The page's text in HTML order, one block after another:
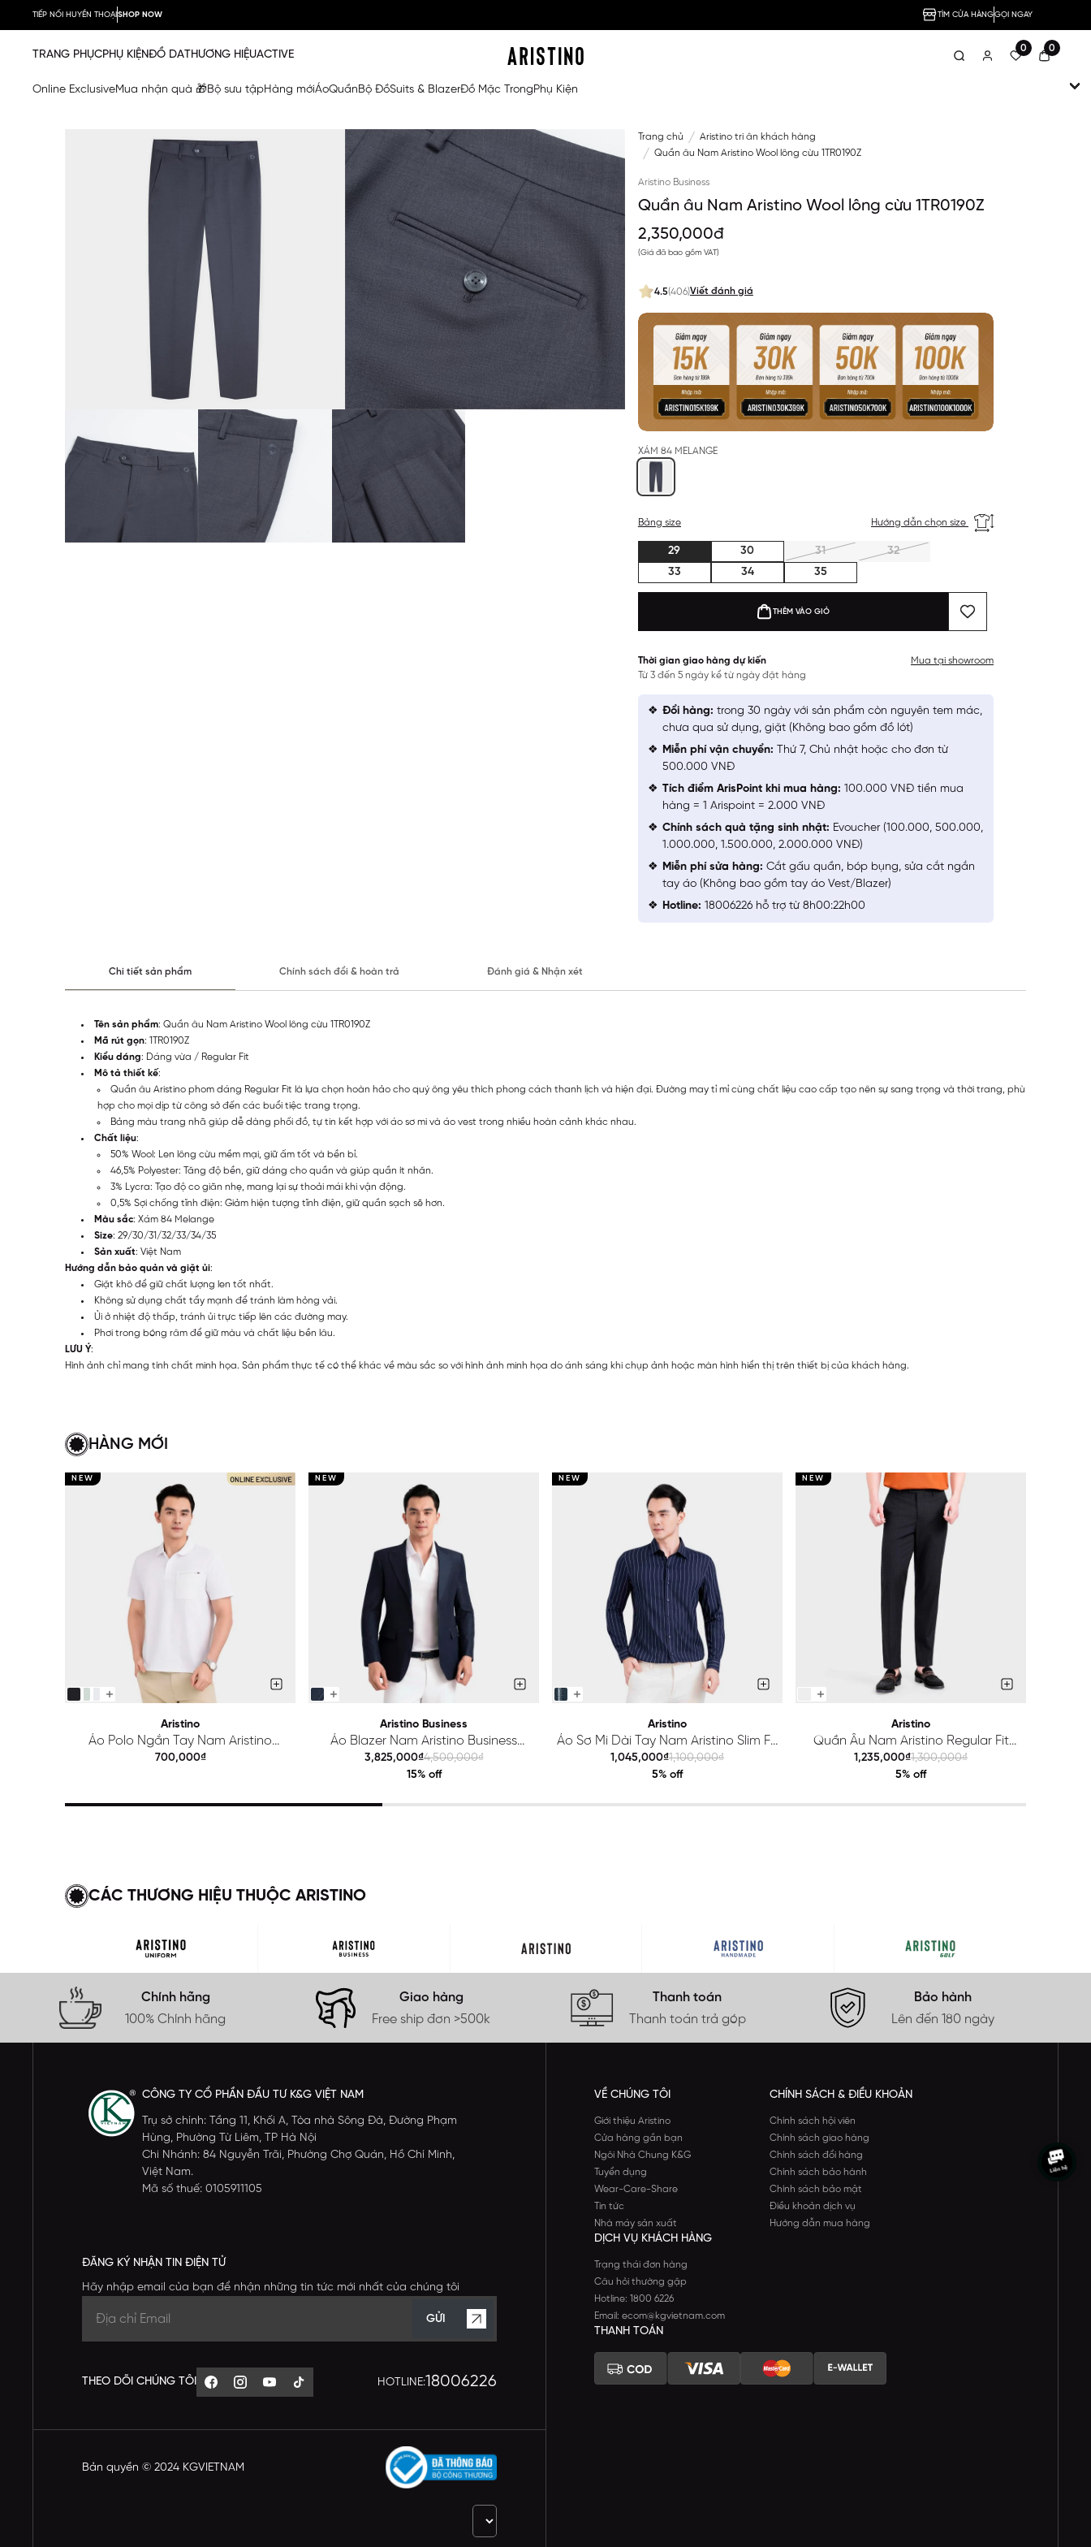
TIẾP NỐI HUYỀN THOẠISHOP NOW TÌM CỬA HÀNGGỌI NGAY
0 0
TRANG PHỤCPHỤ KIỆNĐỒ DATHƯƠNG HIỆUACTIVE
Online ExclusiveMua nhận quà 🎁Bộ sưu tậpHàng mớiÁoQuầnBộ ĐồSuits & BlazerĐồ Mặc TrongPhụ Kiện
Trang chủ
Aristino tri ân khách hàng
Quần âu Nam Aristino Wool lông cừu 1TR0190Z
Aristino Business
Quần âu Nam Aristino Wool lông cừu 1TR0190Z
2,350,000đ
(Giá đã bao gồm VAT)
4.5(406)Viết đánh giá
XÁM 84 MELANGE
Bảng size Hướng dẫn chọn size
29 30 31
32
33
34 35
THÊM VÀO GIỎ
Thời gian giao hàng dự kiến
Từ 3 đến 5 ngày kể từ ngày đặt hàng
Mua tại showroom
Đổi hàng: trong 30 ngày với sản phẩm còn nguyên tem mác,
chưa qua sử dụng, giặt (Không bao gồm đồ lót)
Miễn phí vận chuyển: Thứ 7, Chủ nhật hoặc cho đơn từ
500.000 VNĐ
Tích điểm ArisPoint khi mua hàng: 100.000 VNĐ tiền mua
hàng = 1 Arispoint = 2.000 VNĐ
Chính sách quà tặng sinh nhật: Evoucher (100.000, 500.000,
1.000.000, 1.500.000, 2.000.000 VNĐ)
Miễn phí sửa hàng: Cắt gấu quần, bóp bụng, sửa cắt ngắn
tay áo (Không bao gồm tay áo Vest/Blazer)
Hotline: 18006226 hỗ trợ từ 8h00:22h00
Chi tiết sản phẩm Chính sách đổi & hoàn trả Đánh giá & Nhận xét
Tên sản phẩm: Quần âu Nam Aristino Wool lông cừu 1TR0190Z
Mã rút gọn: 1TR0190Z
Kiểu dáng: Dáng vừa / Regular Fit
Mô tả thiết kế:
Quần âu Aristino phom dáng Regular Fit là lựa chọn hoàn hảo cho quý ông yêu thích phong cách thanh lịch và hiện đại. Đường may tỉ mỉ cùng chất liệu cao cấp tạo nên sự sang trọng và thời trang, phù
hợp cho mọi dịp từ công sở đến các buổi tiệc trang trọng.
Bảng màu trang nhã giúp dễ dàng phối đồ, tự tin kết hợp với áo sơ mi và áo vest trong nhiều hoàn cảnh khác nhau.
Chất liệu:
50% Wool: Len lông cừu mềm mại, giữ ấm tốt và bền bỉ.
46,5% Polyester: Tăng độ bền, giữ dáng cho quần và giúp quần ít nhăn.
3% Lycra: Tạo độ co giãn nhẹ, mang lại sự thoải mái khi vận động.
0,5% Sợi chống tĩnh điện: Giảm hiện tượng tĩnh điện, giữ quần sạch sẽ hơn.
Màu sắc: Xám 84 Melange
Size: 29/30/31/32/33/34/35
Sản xuất: Việt Nam
Hướng dẫn bảo quản và giặt ủi:
Giặt khô để giữ chất lượng len tốt nhất.
Không sử dụng chất tẩy mạnh để tránh làm hỏng vải.
Ủi ở nhiệt độ thấp, tránh ủi trực tiếp lên các đường may.
Phơi trong bóng râm để giữ màu và chất liệu bền lâu.
LƯU Ý:
Hình ảnh chỉ mang tính chất minh họa. Sản phẩm thực tế có thể khác về màu sắc so với hình ảnh minh họa do ánh sáng khi chụp ảnh hoặc màn hình hiển thị trên thiết bị của khách hàng.
HÀNG MỚI
NEW
Aristino
Áo Polo Ngắn Tay Nam Aristino
Regular APS615EDP01
700,000₫
NEW
Aristino Business
Áo Blazer Nam Aristino Business
Premio 1BZ201S0H2
3,825,000₫4,500,000₫
15% off
NEW
Aristino
Áo Sơ Mi Dài Tay Nam Aristino Slim Fit
ALS425S0H2
1,045,000₫1,100,000₫
5% off
NEW
Aristino
Quần Âu Nam Aristino Regular Fit
ATR203S0H2
1,235,000₫1,300,000₫
5% off
CÁC THƯƠNG HIỆU THUỘC ARISTINO
Chính hãng
100% Chính hãng
Giao hàng
Free ship đơn >500k
Thanh toán
Thanh toán trả góp
Bảo hành
Lên đến 180 ngày
CÔNG TY CỔ PHẦN ĐẦU TƯ K&G VIỆT NAM
Trụ sở chính: Tầng 11, Khối A, Tòa nhà Sông Đà, Đường Phạm
Hùng, Phường Từ Liêm, TP Hà Nội
Chi Nhánh: 84 Nguyễn Trãi, Phường Chợ Quán, Hồ Chí Minh,
Việt Nam.
Mã số thuế: 0105911105
ĐĂNG KÝ NHẬN TIN ĐIỆN TỬ
Hãy nhập email của bạn để nhận những tin tức mới nhất của chúng tôi
GỬI
THEO DÕI CHÚNG TÔI HOTLINE:18006226
VỀ CHÚNG TÔI
Giới thiệu Aristino
Cửa hàng gần bạn
Ngôi Nhà Chung K&G
Tuyển dụng
Wear-Care-Share
Tin tức
Nhà máy sản xuất
CHÍNH SÁCH & ĐIỀU KHOẢN
Chính sách hội viên
Chính sách giao hàng
Chính sách đổi hàng
Chính sách bảo hành
Chính sách bảo mật
Điều khoản dịch vụ
Hướng dẫn mua hàng
DỊCH VỤ KHÁCH HÀNG
Trạng thái đơn hàng
Câu hỏi thường gặp
Hotline: 1800 6226
Email: ecom@kgvietnam.com
THANH TOÁN
Bản quyền © 2024 KGVIETNAM